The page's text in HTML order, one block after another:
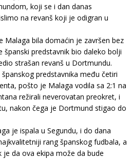
koji se i dan danas
na revanš koji je odigran u
Malaga bila domaćin je završen bez
predstavnik bio daleko bolji
strašan revanš u Dortmundu.
predstavnika među četiri
pošto je Malaga vodila sa 2:1 na
režirali neverovatan preokret, i
nakon čega je Dortmund stigao do
je ispala u Segundu, i do dana
rang španskog fudbala, a
da ova ekipa može da bude